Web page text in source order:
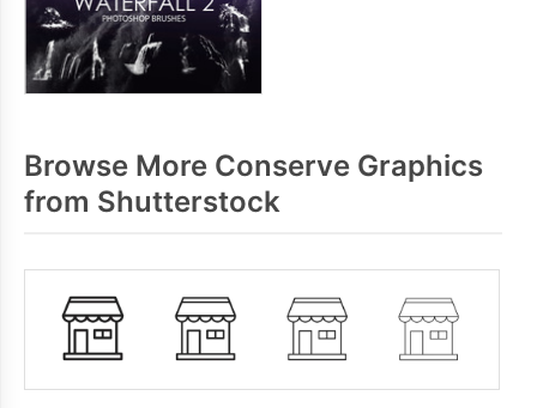
Browse More Conserve Graphics
from Shutterstock